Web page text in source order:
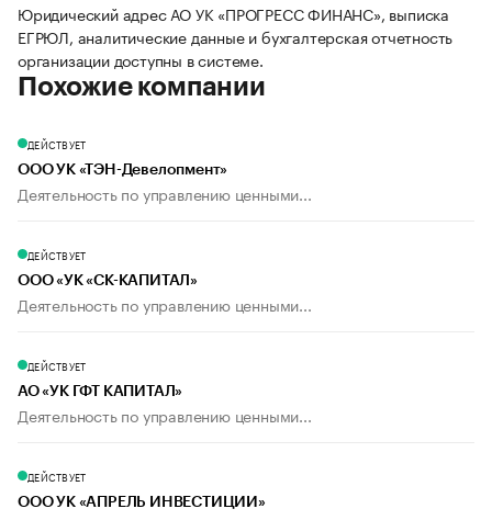
Юридический адрес АО УК «ПРОГРЕСС ФИНАНС», выписка
ЕГРЮЛ, аналитические данные и бухгалтерская отчетность
организации доступны в системе.
Похожие компании
ДЕЙСТВУЕТ
ООО УК «ТЭН-Девелопмент»
Деятельность по управлению ценными...
ДЕЙСТВУЕТ
ООО «УК «СК-КАПИТАЛ»
Деятельность по управлению ценными...
ДЕЙСТВУЕТ
АО «УК ГФТ КАПИТАЛ»
Деятельность по управлению ценными...
ДЕЙСТВУЕТ
ООО УК «АПРЕЛЬ ИНВЕСТИЦИИ»